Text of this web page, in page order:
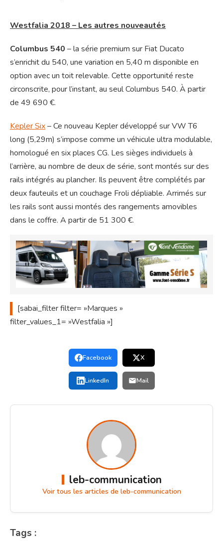
Westfalia 2018 – Les autres nouveautés
Columbus 540 – la série premium sur Fiat Ducato
s’enrichit du 540, une variation en 5,40 m disponible en
option avec un toit relevable. Cette opportunité reste
circonscrite, pour l’instant, au seul Columbus 540. À partir
de 49 690 €.
Kepler Six– Ce nouveau Kepler développé sur VW T6
long (5,29m) s’impose comme un véhicule ultra modulable,
homologué en six places CG. Les sièges individuels à
l’arrière, au nombre de deux de série, sont montés sur des
rails intégrés au plancher. Ils peuvent être complétés par
deux fauteuils et un couchage Froli dépliable. Arrimés sur
les rails sont aussi montés des rangements amovibles
dans le coffre. A partir de 51 300 €.
[sabai_filterfilter= »Marques »
filter_values_1= »Westfalia »]
Facebook X
LinkedIn Mail
leb-communication
Voir tous les articles de leb-communication
Tags :